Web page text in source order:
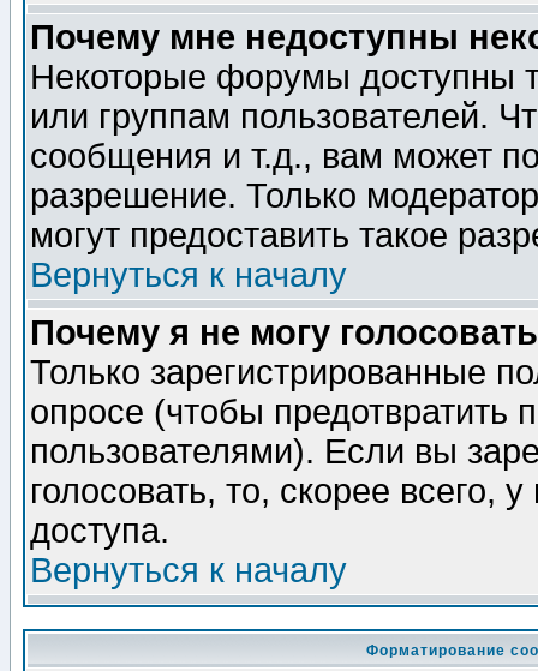
Почему мне недоступны
Некоторые форумы доступны
или группам пользователей.
сообщения и т.д., вам может
разрешение. Только
могут предоставить такое
Вернуться к началу
Почему я не могу
Только зарегистрированные
опросе (чтобы предотвратить
пользователями). Если вы
голосовать, то, скорее всего,
доступа.
Вернуться к началу
Форматирование